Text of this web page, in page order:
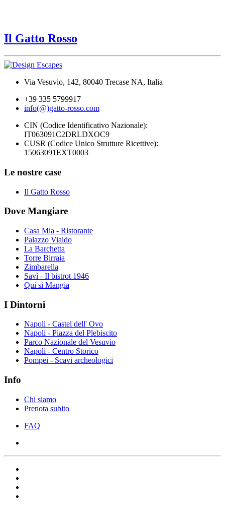
Il Gatto Rosso
Via Vesuvio, 142, 80040 Trecase NA, Italia
+39 335 5799917
info(@)gatto-rosso.com
CIN (Codice Identificativo Nazionale):
IT063091C2DRLDXOC9
CUSR (Codice Unico Strutture Ricettive):
15063091EXT0003
Le nostre case
Il Gatto Rosso
Dove Mangiare
Casa Mia - Ristorante
Palazzo Vialdo
La Barchetta
Torre Birraia
Zimbarella
Savì - Il bistrot 1946
Qui si Mangia
I Dintorni
Napoli - Castel dell' Ovo
Napoli - Piazza del Plebiscito
Parco Nazionale del Vesuvio
Napoli - Centro Storico
Pompei - Scavi archeologici
Info
Chi siamo
Prenota subito
FAQ